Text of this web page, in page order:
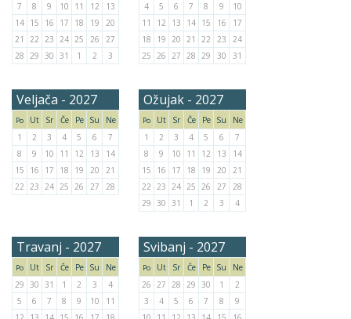
7
8 9 10 11 12
13
14 15 16 17 18 19
20
21
22 23 24 25 26
27
28 29 30 31 1 2 3
4
5 6 7 8 9
10
11
12 13 14 15 16
17
18
19 20 21 22 23
24
25 26 27 28 29 30 31
Veljača - 2027
Po Ut Sr Če Pe Su
Ne
1
2 3 4 5 6
7
8
9 10 11 12 13
14
15
16 17 18 19 20
21
22 23 24 25 26 27 28
Ožujak - 2027
Po Ut Sr Če Pe Su
Ne
1
2 3 4 5 6
7
8
9 10 11 12 13
14
15
16 17 18 19 20
21
22 23 24 25 26 27
28
29 30 31 1 2 3 4
Travanj - 2027
Po Ut Sr Če Pe Su
Ne
29 30 31 1 2 3
4
5
6 7 8 9 10
11
Svibanj - 2027
Po Ut Sr Če Pe Su
Ne
26 27 28 29 30 1
2
3
4 5 6 7 8
9